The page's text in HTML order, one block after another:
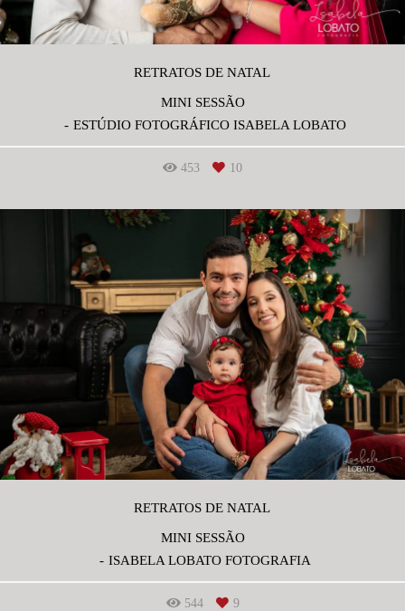
RETRATOS DE NATAL
MINI SESSÃO
ESTÚDIO FOTOGRÁFICO ISABELA LOBATO
453 10
RETRATOS DE NATAL
MINI SESSÃO
ISABELA LOBATO FOTOGRAFIA
544 9